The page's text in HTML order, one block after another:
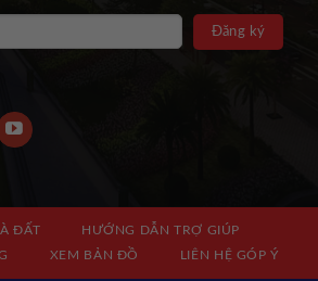
ĐẤT
HƯỚNG DẪN TRỢ GIÚP
XEM BẢN ĐỒ LIÊN HỆ GÓP Ý